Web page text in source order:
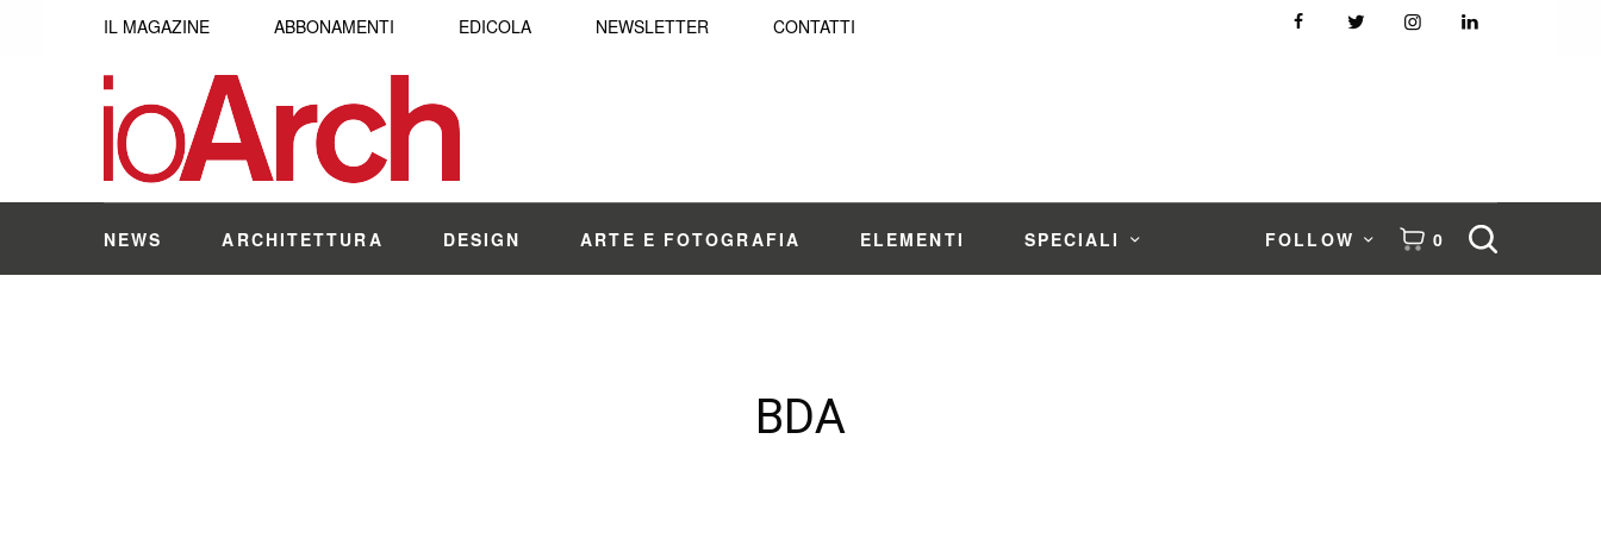
IL MAGAZINE ABBONAMENTI EDICOLA NEWSLETTER CONTATTI
NEWS ARCHITETTURA DESIGN ARTE E FOTOGRAFIA ELEMENTI SPECIALI FOLLOW 0
BDA